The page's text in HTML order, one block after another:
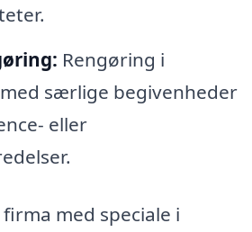
Rengøring i
særlige begivenheder
eller
med speciale i